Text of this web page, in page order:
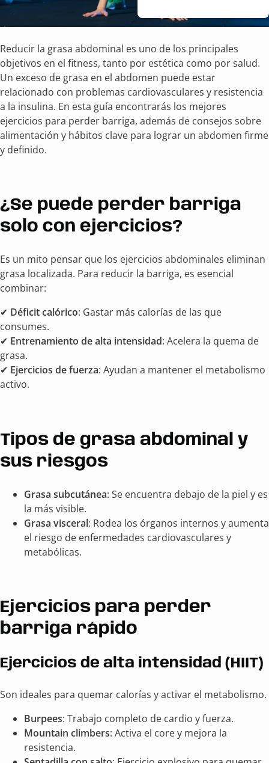
Reducir la grasa abdominal es uno de los principales
objetivos en el fitness, tanto por estética como por salud.
Un exceso de grasa en el abdomen puede estar
relacionado con problemas cardiovasculares y resistencia
a la insulina. En esta guía encontrarás los mejores
ejercicios para perder barriga, además de consejos sobre
alimentación y hábitos clave para lograr un abdomen firme
y definido.
¿Se puede perder barriga
solo con ejercicios?
Es un mito pensar que los ejercicios abdominales eliminan
grasa localizada. Para reducir la barriga, es esencial
combinar:
✔ Déficit calórico: Gastar más calorías de las que
consumes.
✔ Entrenamiento de alta intensidad: Acelera la quema de
grasa.
✔ Ejercicios de fuerza: Ayudan a mantener el metabolismo
activo.
Tipos de grasa abdominal y
sus riesgos
Grasa subcutánea: Se encuentra debajo de la piel y es
la más visible.
Grasa visceral: Rodea los órganos internos y aumenta
el riesgo de enfermedades cardiovasculares y
metabólicas.
Ejercicios para perder
barriga rápido
Ejercicios de alta intensidad (HIIT)
Son ideales para quemar calorías y activar el metabolismo.
Burpees: Trabajo completo de cardio y fuerza.
Mountain climbers: Activa el core y mejora la
resistencia.